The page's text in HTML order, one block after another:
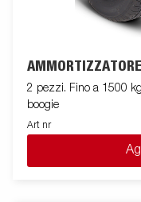
AMMORTIZZATORE
2 pezzi. Fino a 1500
boogie
Art nr